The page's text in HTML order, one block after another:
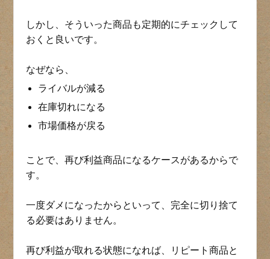
しかし、そういった商品も定期的にチェックして
おくと良いです。
なぜなら、
ライバルが減る
在庫切れになる
市場価格が戻る
ことで、再び利益商品になるケースがあるからで
す。
一度ダメになったからといって、完全に切り捨て
る必要はありません。
再び利益が取れる状態になれば、リピート商品と